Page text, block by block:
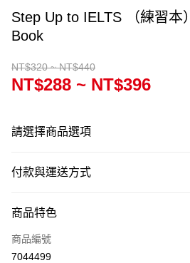
Step Up to IELTS （練習本
Book
NT$320 ~ NT$440
NT$288 ~ NT$396
請選擇商品選項
付款與運送方式
信用卡一次付款
超商取貨付款
商品特色
商品編號
7044499